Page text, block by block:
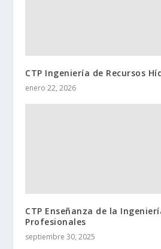
CTP Ingeniería de Recursos
enero 22, 2026
CTP Enseñanza de la
Profesionales
septiembre 30, 2025